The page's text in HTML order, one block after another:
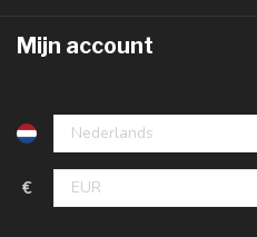
Mijn account
€